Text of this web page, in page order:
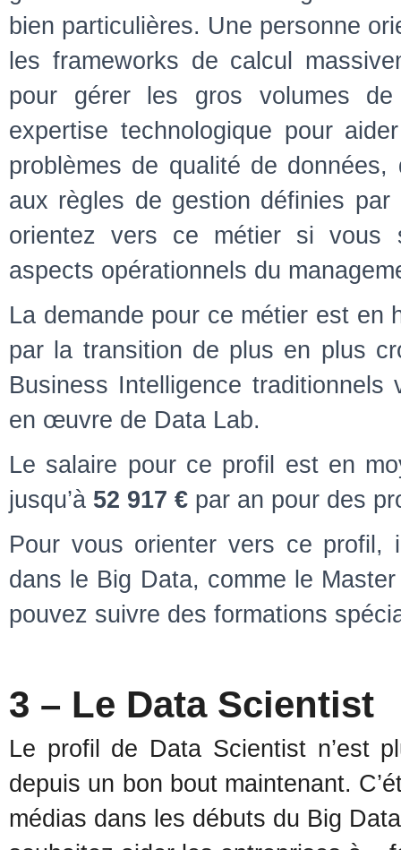
bien particulières. Une personne
les frameworks de calcul
pour gérer les gros volumes
expertise technologique pour
problèmes de qualité de
aux règles de gestion définies
orientez vers ce métier si vous
aspects opérationnels du
La demande pour ce métier est en
par la transition de plus en plus
Business Intelligence
en œuvre de Data Lab.
Le salaire pour ce profil est en
jusqu’à 52 917 € par an pour des
Pour vous orienter vers ce profil,
dans le Big Data, comme le
pouvez suivre des formations
3 – Le Data Scientist
Le profil de Data Scientist n’est
depuis un bon bout maintenant.
médias dans les débuts du Big